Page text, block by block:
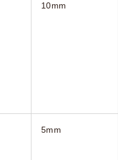
10mm
5mm